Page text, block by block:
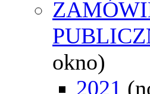
okno)
2021